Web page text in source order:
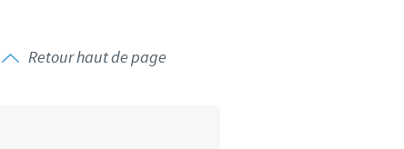
Retour haut de page